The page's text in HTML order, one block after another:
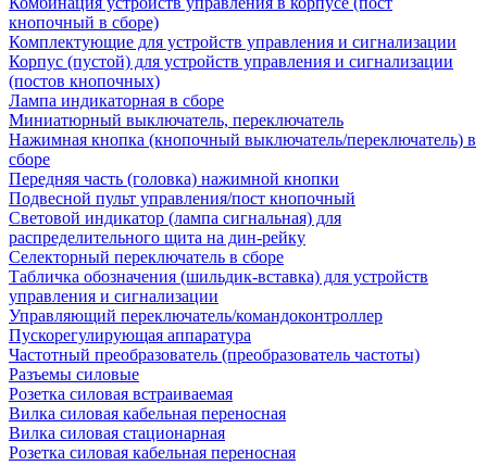
кнопочный в сборе)
Комплектующие для устройств управления и сигнализации
Корпус (пустой) для устройств управления и сигнализации
(постов кнопочных)
Лампа индикаторная в сборе
Миниатюрный выключатель, переключатель
Нажимная кнопка (кнопочный выключатель/переключатель) в
сборе
Передняя часть (головка) нажимной кнопки
Подвесной пульт управления/пост кнопочный
Световой индикатор (лампа сигнальная) для
распределительного щита на дин-рейку
Селекторный переключатель в сборе
Табличка обозначения (шильдик-вставка) для устройств
управления и сигнализации
Управляющий переключатель/командоконтроллер
Пускорегулирующая аппаратура
Частотный преобразователь (преобразователь частоты)
Разъемы силовые
Розетка силовая встраиваемая
Вилка силовая кабельная переносная
Вилка силовая стационарная
Розетка силовая кабельная переносная